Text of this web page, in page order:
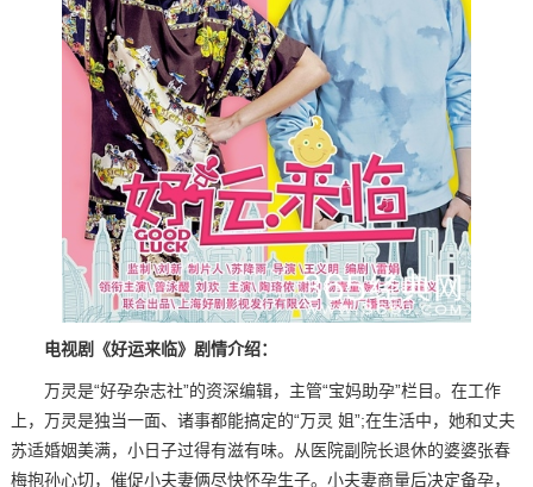
电视剧《好运来临》剧情介绍：
万灵是“好孕杂志社”的资深编辑，主管“宝妈助孕”栏目。在工作
上，万灵是独当一面、诸事都能搞定的“万灵 姐”;在生活中，她和丈夫
苏适婚姻美满，小日子过得有滋有味。从医院副院长退休的婆婆张春
梅抱孙心切，催促小夫妻俩尽快怀孕生子。小夫妻商量后决定备孕，